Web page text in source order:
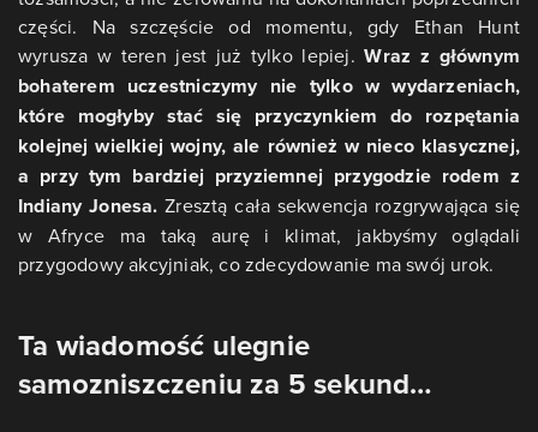
części. Na szczęście od momentu, gdy Ethan Hunt
wyrusza w teren jest już tylko lepiej.Wraz z głównym
bohaterem uczestniczymy nie tylko w wydarzeniach,
które mogłyby stać się przyczynkiem do rozpętania
kolejnej wielkiej wojny, ale również w nieco klasycznej,
a przy tym bardziej przyziemnej przygodzie rodem z
Indiany Jonesa. Zresztą cała sekwencja rozgrywająca się
w Afryce ma taką aurę i klimat, jakbyśmy oglądali
przygodowy akcyjniak, co zdecydowanie ma swój urok.
Ta wiadomość ulegnie
samozniszczeniu za 5 sekund…